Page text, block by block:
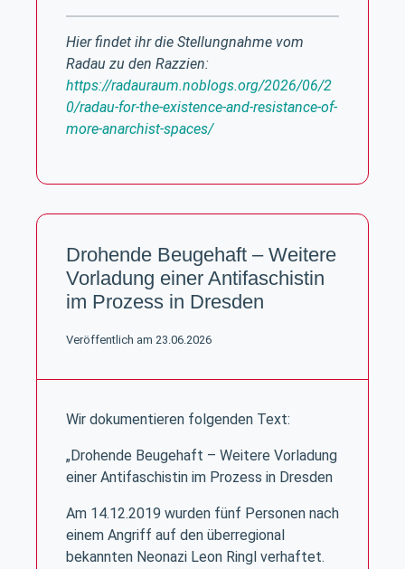
Hier findet ihr die Stellungnahme vom
Radau zu den Razzien:
https://radauraum.noblogs.org/2026/06/2
0/radau-for-the-existence-and-resistance-of-
more-anarchist-spaces/
Drohende Beugehaft – Weitere
Vorladung einer Antifaschistin
im Prozess in Dresden
Veröffentlich am 23.06.2026
Wir dokumentieren folgenden Text:
„Drohende Beugehaft – Weitere Vorladung
einer Antifaschistin im Prozess in Dresden
Am 14.12.2019 wurden fünf Personen nach
einem Angriff auf den überregional
bekannten Neonazi Leon Ringl verhaftet.